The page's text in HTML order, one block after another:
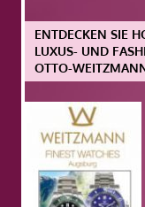
ENTDECKEN SIE
LUXUS- UND
OTTO-